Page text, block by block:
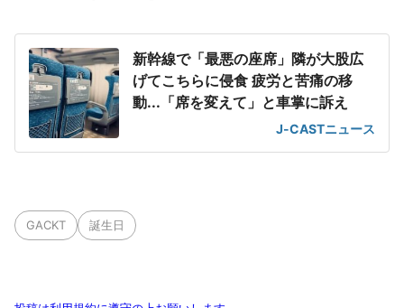
新幹線で「最悪の座席」隣が大股広
げてこちらに侵食 疲労と苦痛の移
動...「席を変えて」と車掌に訴え
J-CASTニュース
GACKT 誕生日